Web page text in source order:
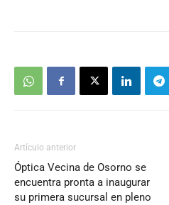
Artículo anterior
Óptica Vecina de Osorno se
encuentra pronta a inaugurar
su primera sucursal en pleno